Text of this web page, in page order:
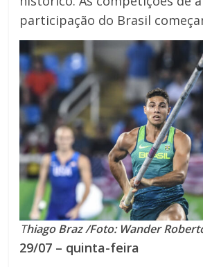
participação do Brasil
Thiago Braz /Foto: Wander
29/07 – quinta-feira